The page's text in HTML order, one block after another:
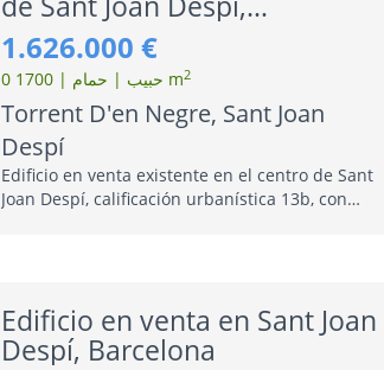
Barcelona
1.626.000 €
0 حبیب | حمام | 1700 m2
Torrent D'en Negre, Sant Joan
Despí
Edificio en venta existente en el centro de Sant
Joan Despí, calificación urbanística 13b, con
Edificio en venta en Sant Joan
Despí, Barcelona